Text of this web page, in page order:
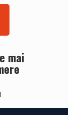
mai